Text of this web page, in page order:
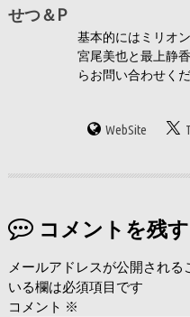
せつ＆P
基本的にはミリオ
宮尾美也と最上静
らお問い合わせく
WebSite
コメントを残す
メールアドレスが公開される
いる欄は必須項目です
コメント ※